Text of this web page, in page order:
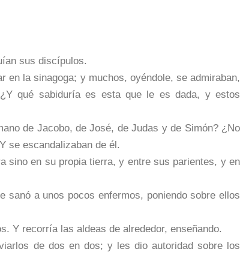
sus discípulos.
en la sinagoga; y muchos, oyéndole, se admiraban,
qué sabiduría es esta que le es dada, y estos
de Jacobo, de José, de Judas y de Simón? ¿No
se escandalizaban de él.
sino en su propia tierra, y entre sus parientes, y en
sanó a unos pocos enfermos, poniendo sobre ellos
Y recorría las aldeas de alrededor, enseñando.
de dos en dos; y les dio autoridad sobre los